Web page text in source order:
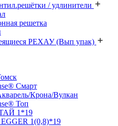
/ удлинители
решетка
РЕХАУ (Вып упак)
Смарт
Крона/Вулкан
Топ
1*19
1(0,8)*19